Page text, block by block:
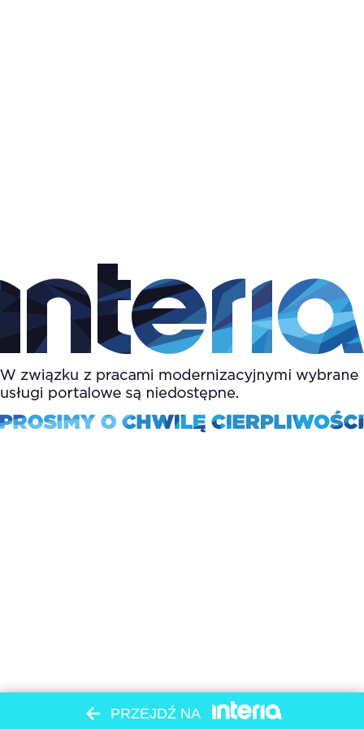
PRZEJDŹ NA